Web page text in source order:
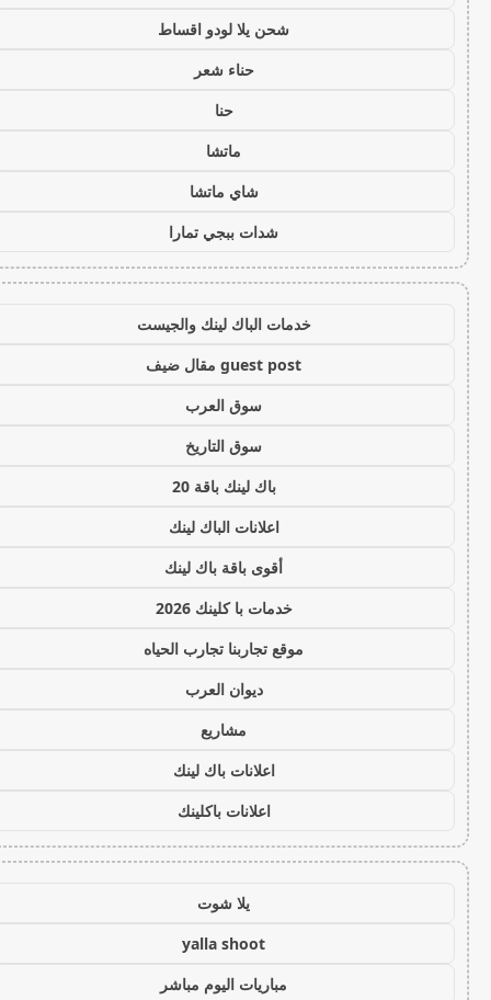
شحن يلا لودو اقساط
حناء شعر
حنا
ماتشا
شاي ماتشا
شدات ببجي تمارا
خدمات الباك لينك والجيست
guest post مقال ضيف
سوق العرب
سوق التاريخ
باك لينك باقة 20
اعلانات الباك لينك
أقوى باقة باك لينك
خدمات با كلينك 2026
موقع تجاربنا تجارب الحياه
ديوان العرب
مشاريع
اعلانات باك لينك
اعلانات باكلينك
يلا شوت
yalla shoot
مباريات اليوم مباشر